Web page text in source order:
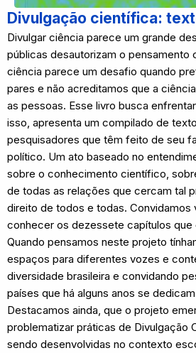
Divulgação científica:
Divulgar ciência parece um grande
públicas desautorizam o pensamento
ciência parece um desafio quando
pares e não acreditamos que a
as pessoas. Esse livro busca
isso, apresenta um compilado de
pesquisadores que têm feito de seu
político. Um ato baseado no
sobre o conhecimento científico,
de todas as relações que cercam tal
direito de todos e todas. Convidamos
conhecer os dezessete capítulos
Quando pensamos neste projeto
espaços para diferentes vozes e
diversidade brasileira e convidando
países que há alguns anos se
Destacamos ainda, que o projeto
problematizar práticas de Divulgação
sendo desenvolvidas no contexto